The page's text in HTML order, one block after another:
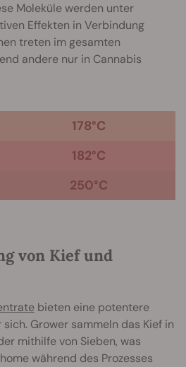
Moleküle werden unter
Effekten in Verbindung
treten im gesamten
andere nur in Cannabis
178°C
182°C
250°C
von Kief und
bieten eine potentere
Grower sammeln das Kief in
mithilfe von Sieben, was
während des Prozesses